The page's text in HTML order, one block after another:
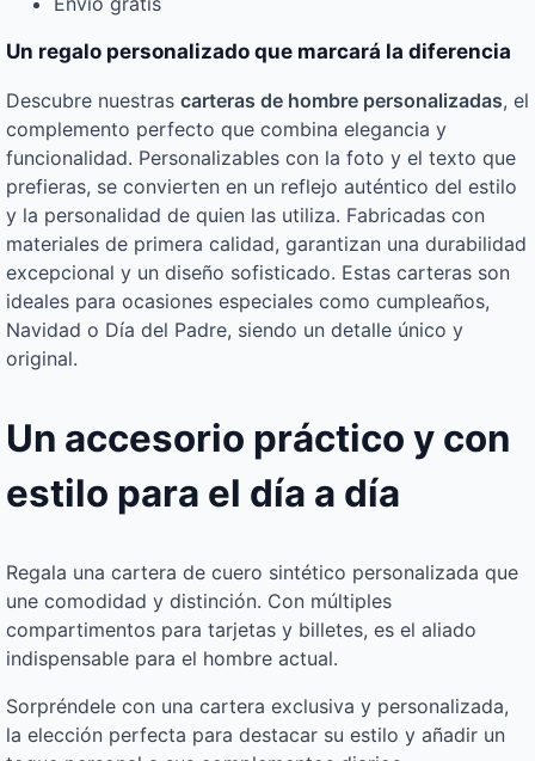
Un regalo personalizado que marcará la diferencia
Descubre nuestras carteras de hombre personalizadas, el
complemento perfecto que combina elegancia y
funcionalidad. Personalizables con la foto y el texto que
prefieras, se convierten en un reflejo auténtico del estilo
y la personalidad de quien las utiliza. Fabricadas con
materiales de primera calidad, garantizan una durabilidad
excepcional y un diseño sofisticado. Estas carteras son
ideales para ocasiones especiales como cumpleaños,
Navidad o Día del Padre, siendo un detalle único y
original.
Un accesorio práctico y con
estilo para el día a día
Regala una cartera de cuero sintético personalizada que
une comodidad y distinción. Con múltiples
compartimentos para tarjetas y billetes, es el aliado
indispensable para el hombre actual.
Sorpréndele con una cartera exclusiva y personalizada,
la elección perfecta para destacar su estilo y añadir un